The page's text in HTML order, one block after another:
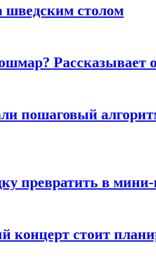
шведским столом
пошаговый
превратить в
концерт стоит